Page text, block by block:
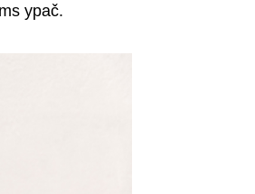
ypač.